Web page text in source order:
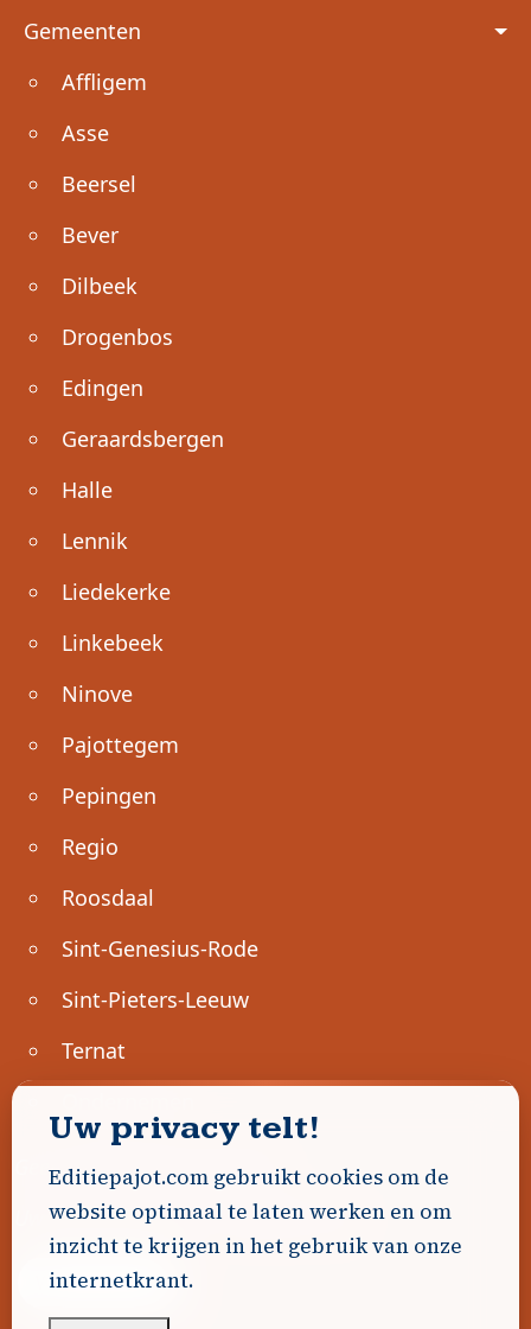
Voet
Gemeenten
Affligem
Asse
Beersel
Bever
Dilbeek
Drogenbos
Edingen
Geraardsbergen
Halle
Lennik
Liedekerke
Linkebeek
Ninove
Pajottegem
Pepingen
Regio
Roosdaal
Sint-Genesius-Rode
Sint-Pieters-Leeuw
Ternat
Geen advertenties gevonden.
Uw advertentie hier? Contacteer ons!
Word Partner!
Uw privacy telt!
Editiepajot.com gebruikt cookies om de
website optimaal te laten werken en om
inzicht te krijgen in het gebruik van onze
internetkrant.